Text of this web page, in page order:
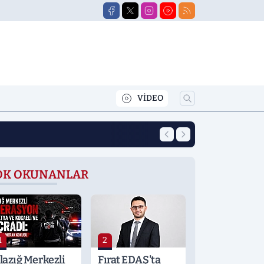
VİDEO
12:39 Yeni Eğitim
OKUNANLAR
Merkezli
2
Fırat EDAŞ'ta